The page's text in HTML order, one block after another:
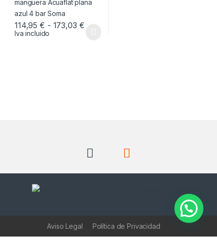
114,95€ - 173,03 €Rango de precios: desde 114,95 €
Iva incluido
Este producto tiene múltiples variantes. Las opciones se
Aviso Legal Política de Privacidad